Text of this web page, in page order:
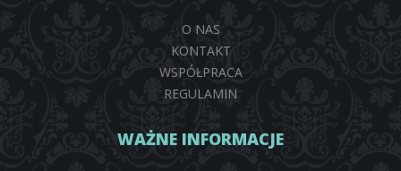
O NAS
KONTAKT
WSPÓŁPRACA
REGULAMIN
WAŻNE INFORMACJE